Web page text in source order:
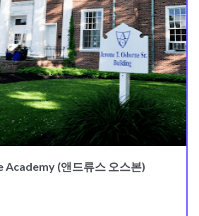
(앤드류스 오스본)